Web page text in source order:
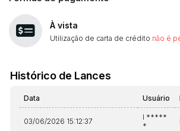
À vista
Utilização de carta de crédito não é
Histórico de Lances
Data Usuário
03/06/2026 15:12:37
I *****
*